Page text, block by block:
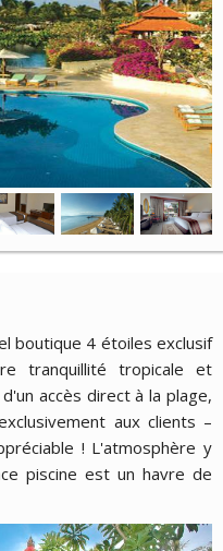
boutique 4 étoiles exclusif
tranquillité tropicale et
accès direct à la plage,
aux clients –
! L'atmosphère y
piscine est un havre de